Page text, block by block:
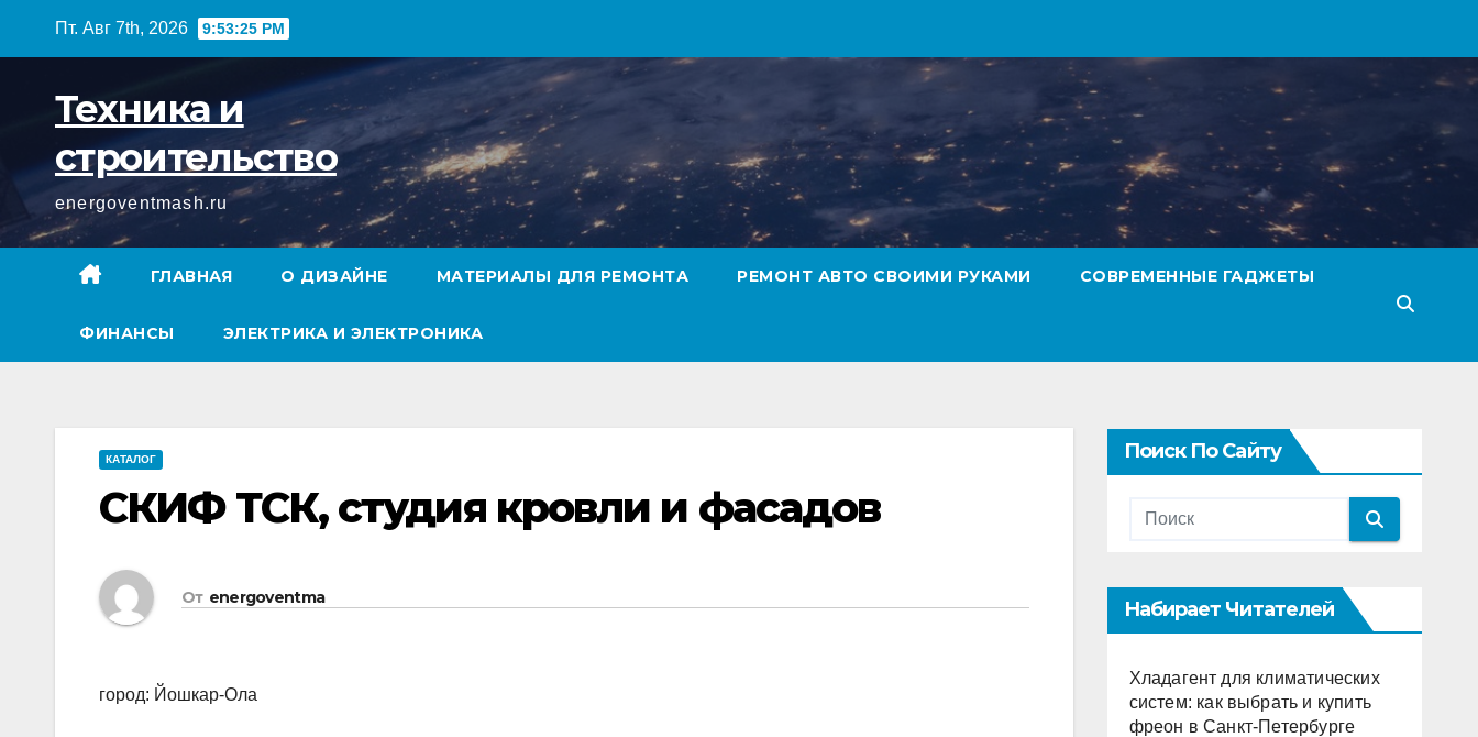
Пт. Авг 7th, 2026 9:53:26 PM
Техника и
строительство
energoventmash.ru
ГЛАВНАЯ О ДИЗАЙНЕ МАТЕРИАЛЫ ДЛЯ РЕМОНТА РЕМОНТ АВТО СВОИМИ РУКАМИ СОВРЕМЕННЫЕ ГАДЖЕТЫ
ФИНАНСЫ ЭЛЕКТРИКА И ЭЛЕКТРОНИКА
КАТАЛОГ
СКИФ ТСК, студия кровли и фасадов
От energoventma
город: Йошкар-Ола
Поиск По Сайту
Набирает Читателей
Хладагент для климатических
систем: как выбрать и купить
фреон в Санкт-Петербурге